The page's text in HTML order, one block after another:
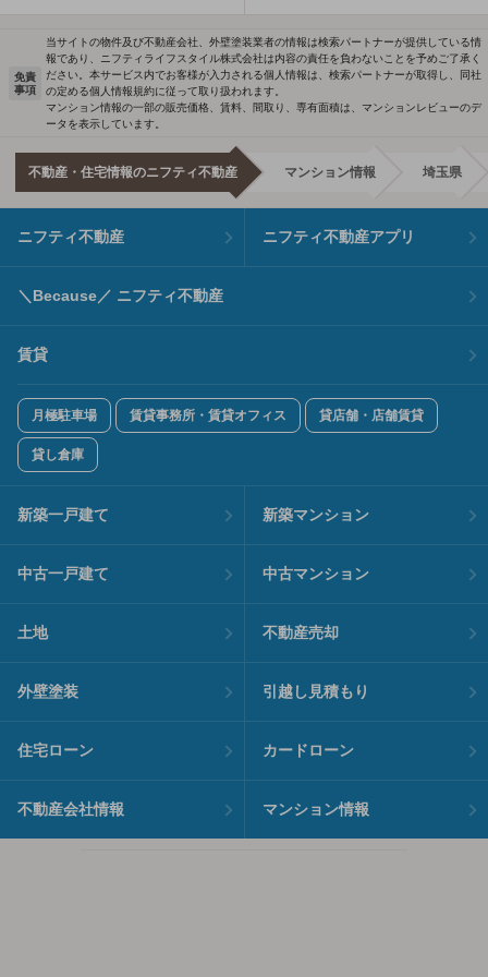
免責
事項
当サイトの物件及び不動産会社、外壁塗装業者の情報は検索パートナーが提供している情
報であり、ニフティライフスタイル株式会社は内容の責任を負わないことを予めご了承く
ださい。本サービス内でお客様が入力される個人情報は、検索パートナーが取得し、同社
の定める個人情報規約に従って取り扱われます。
マンション情報の一部の販売価格、賃料、間取り、専有面積は、マンションレビューのデ
ータを表示しています。
不動産・住宅情報のニフティ不動産 マンション情報 埼玉県
ニフティ不動産 ニフティ不動産アプリ
＼Because／ ニフティ不動産
賃貸
月極駐車場 賃貸事務所・賃貸オフィス 貸店舗・店舗賃貸
貸し倉庫
新築一戸建て 新築マンション
中古一戸建て 中古マンション
土地 不動産売却
外壁塗装 引越し見積もり
住宅ローン カードローン
不動産会社情報 マンション情報